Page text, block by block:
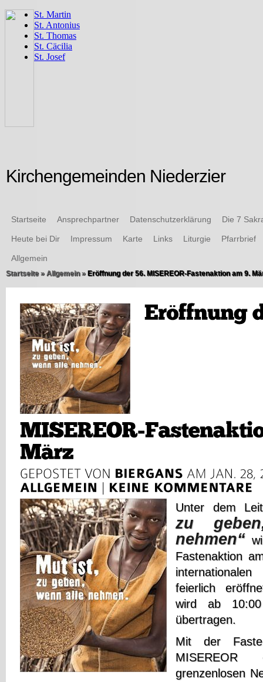
Kirchengemeinden Niederzier
Startseite Ansprechpartner Datenschutzerklärung Die 7
Heute bei Dir Impressum Karte Links Liturgie Pfarrbrief
Allgemein
Startseite » Allgemein »Eröffnung der 56. MISEREOR-Fastenaktion am 9.
Unter dem
zu
nehmen“
Fastenaktion
feierlich
wird ab
übertragen.
Mit der
grenzenlosen